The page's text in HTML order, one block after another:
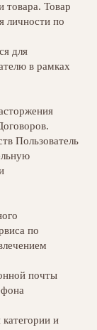
товара. Товар
личности по
для
в рамках
Пользователь
по
почты
и